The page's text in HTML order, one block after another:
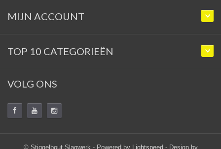
MIJN ACCOUNT
TOP 10 CATEGORIEËN
VOLG ONS
© Stiggelbout Slagwerk - Powered by Lightspeed- Design by